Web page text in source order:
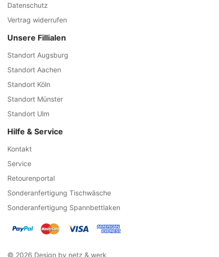
Datenschutz
Vertrag widerrufen
Unsere Fillialen
Standort Augsburg
Standort Aachen
Standort Köln
Standort Münster
Standort Ulm
Hilfe & Service
Kontakt
Service
Retourenportal
Sonderanfertigung Tischwäsche
Sonderanfertigung Spannbettlaken
© 2026 Design by netz & werk